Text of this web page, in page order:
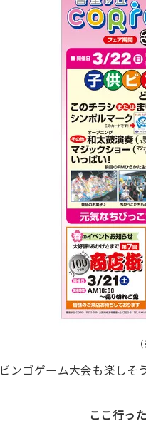
ビンゴゲーム大会も楽しそ
ここ行っ